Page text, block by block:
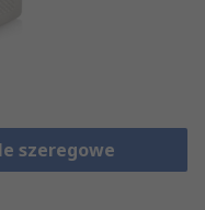
szeregowe